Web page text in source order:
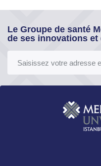
Le Groupe de santé
de ses innovations et